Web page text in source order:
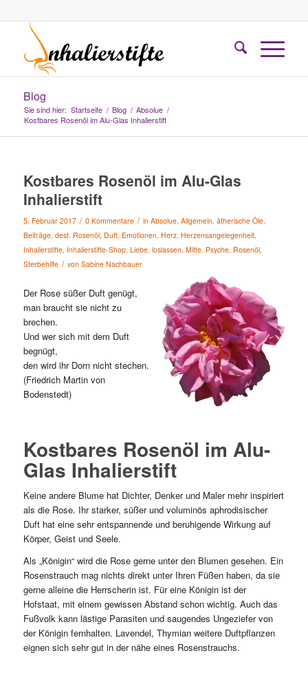
Blog
Sie sind hier: Startseite / Blog / Absolue /
Kostbares Rosenöl im Alu-Glas Inhalierstift
Kostbares Rosenöl im Alu-Glas
Inhalierstift
5. Februar 2017 / 0 Kommentare / in Absolue, Allgemein, ätherische Öle,
Beiträge, dest. Rosenöl, Duft, Emotionen, Herz, Herzensangelegenheit,
Inhalierstifte, Inhalierstifte-Shop, Liebe, loslassen, Mitte, Psyche, Rosenöl,
Sterbehilfe / von Sabine Nachbauer
Der Rose süßer Duft genügt,
man braucht sie nicht zu
brechen.
Und wer sich mit dem Duft
begnügt,
den wird ihr Dorn nicht stechen.
(Friedrich Martin von
Bodenstedt)
Kostbares Rosenöl im Alu-
Glas Inhalierstift
Keine andere Blume hat Dichter, Denker und Maler mehr inspiriert
als die Rose. Ihr starker, süßer und voluminös aphrodisischer
Duft hat eine sehr entspannende und beruhigende Wirkung auf
Körper, Geist und Seele.
Als „Königin“ wird die Rose gerne unter den Blumen gesehen. Ein
Rosenstrauch mag nichts direkt unter Ihren Füßen haben, da sie
gerne alleine die Herrscherin ist. Für eine Königin ist der
Hofstaat, mit einem gewissen Abstand schon wichtig. Auch das
Fußvolk kann lästige Parasiten und saugendes Ungeziefer von
der Königin fernhalten. Lavendel, Thymian weitere Duftpflanzen
eignen sich sehr gut in der nähe eines Rosenstrauchs.